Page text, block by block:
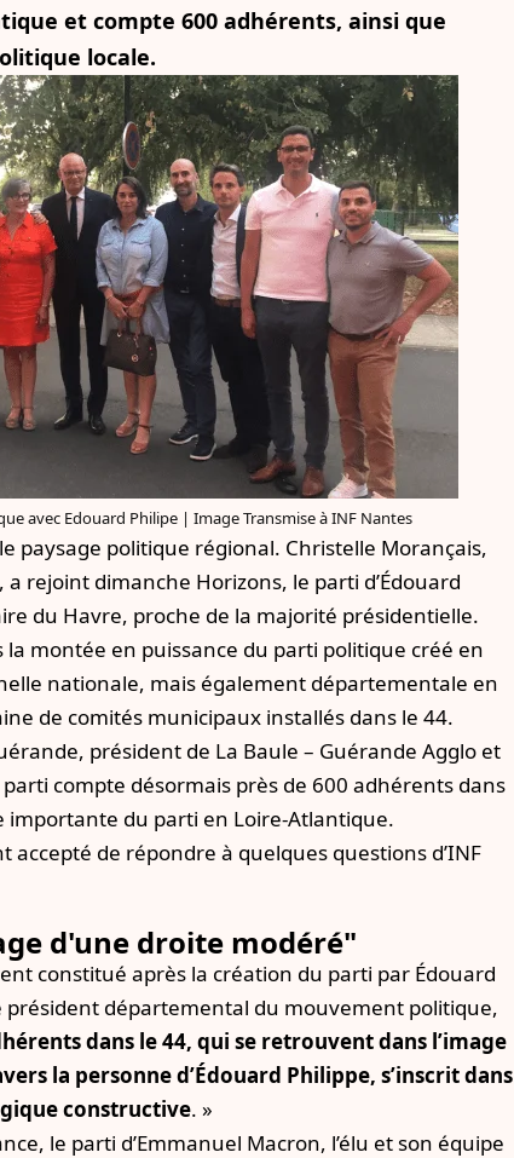
et compte 600 adhérents, ainsi que
locale.
avec Edouard Philipe | Image Transmise à INF Nantes
paysage politique régional. Christelle Morançais,
a rejoint dimanche Horizons, le parti d’Édouard
du Havre, proche de la majorité présidentielle.
la montée en puissance du parti politique créé en
nationale, mais également départementale en
de comités municipaux installés dans le 44.
président de La Baule – Guérande Agglo et
compte désormais près de 600 adhérents dans
importante du parti en Loire-Atlantique.
de répondre à quelques questions d’INF
d'une droite modéré"
constitué après la création du parti par Édouard
président départemental du mouvement politique,
dans le 44, qui se retrouvent dans l’image
la personne d’Édouard Philippe, s’inscrit dans
constructive. »
le parti d’Emmanuel Macron, l’élu et son équipe